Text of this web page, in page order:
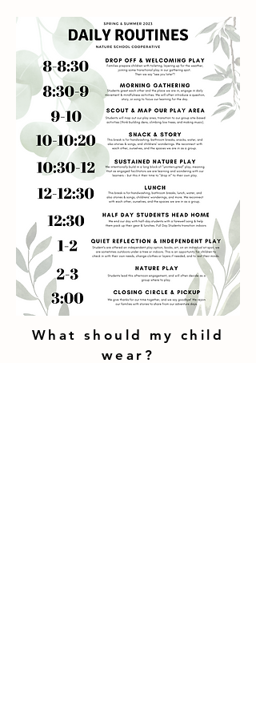
نعرض إعادة جدولة أي فصل تم
إلغاؤه بسبب طقس غير آمن . إذا لم
تتمكن من إجراء الفصل الدراسي
الذي اشتركت فيه في البداية ، لأي
سبب من الأسباب ، فالرجاء إرسال
بريد إلكتروني إلينا لمعرفة ما إذا كان
يمكنك إعادة الجدولة لموعد آخر
(المساحة غير مضمونة).
What should my child
wear?